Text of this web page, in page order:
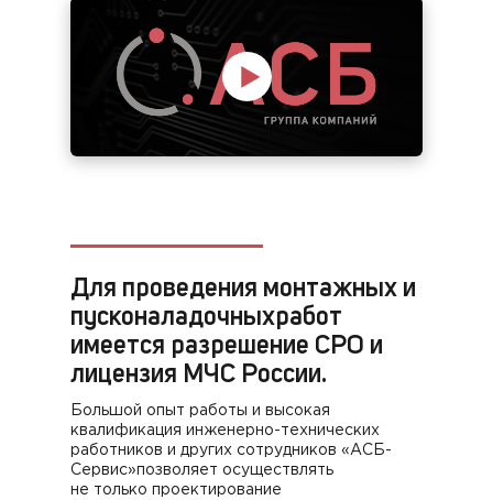
Для проведения монтажных и
пусконаладочныхработ
имеется разрешение СРО и
лицензия МЧС России.
Большой опыт работы и высокая
квалификация инженерно-технических
работников и других сотрудников «АСБ-
Сервис»позволяет осуществлять
не только проектирование